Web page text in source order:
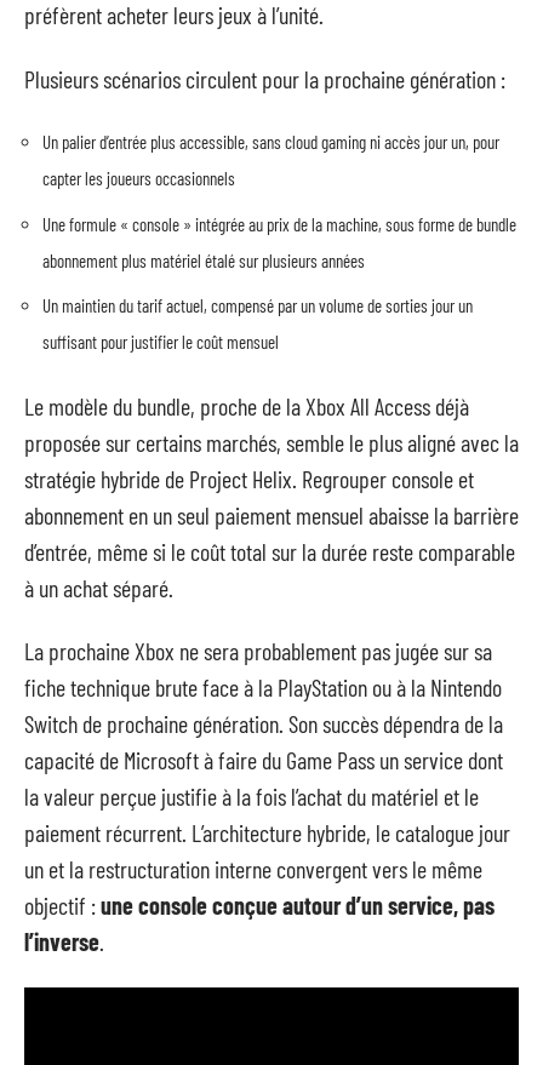
préfèrent acheter leurs jeux à l’unité.
Plusieurs scénarios circulent pour la prochaine génération :
Un palier d’entrée plus accessible, sans cloud gaming ni accès jour un, pour
capter les joueurs occasionnels
Une formule « console » intégrée au prix de la machine, sous forme de bundle
abonnement plus matériel étalé sur plusieurs années
Un maintien du tarif actuel, compensé par un volume de sorties jour un
suffisant pour justifier le coût mensuel
Le modèle du bundle, proche de la Xbox All Access déjà
proposée sur certains marchés, semble le plus aligné avec la
stratégie hybride de Project Helix. Regrouper console et
abonnement en un seul paiement mensuel abaisse la barrière
d’entrée, même si le coût total sur la durée reste comparable
à un achat séparé.
La prochaine Xbox ne sera probablement pas jugée sur sa
fiche technique brute face à la PlayStation ou à la Nintendo
Switch de prochaine génération. Son succès dépendra de la
capacité de Microsoft à faire du Game Pass un service dont
la valeur perçue justifie à la fois l’achat du matériel et le
paiement récurrent. L’architecture hybride, le catalogue jour
un et la restructuration interne convergent vers le même
objectif :une console conçue autour d’un service, pas
l’inverse.